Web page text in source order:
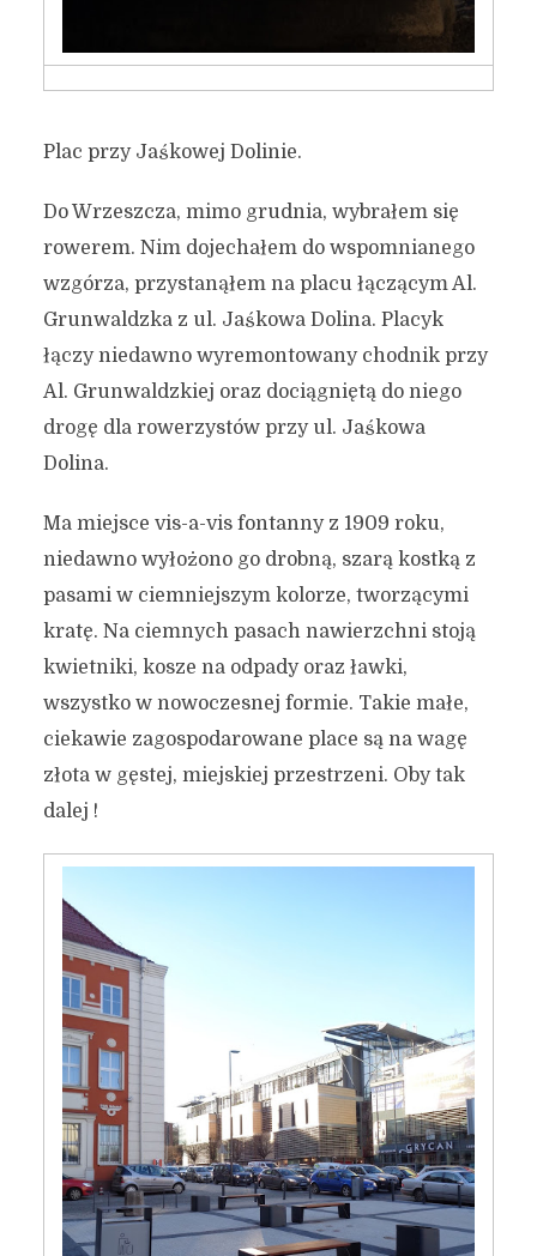
Plac przy Jaśkowej Dolinie.
Do Wrzeszcza, mimo grudnia, wybrałem się
rowerem. Nim dojechałem do wspomnianego
wzgórza, przystanąłem na placu łączącym Al.
Grunwaldzka z ul. Jaśkowa Dolina. Placyk
łączy niedawno wyremontowany chodnik przy
Al. Grunwaldzkiej oraz dociągniętą do niego
drogę dla rowerzystów przy ul. Jaśkowa
Dolina.
Ma miejsce vis-a-vis fontanny z 1909 roku,
niedawno wyłożono go drobną, szarą kostką z
pasami w ciemniejszym kolorze, tworzącymi
kratę. Na ciemnych pasach nawierzchni stoją
kwietniki, kosze na odpady oraz ławki,
wszystko w nowoczesnej formie. Takie małe,
ciekawie zagospodarowane place są na wagę
złota w gęstej, miejskiej przestrzeni. Oby tak
dalej !